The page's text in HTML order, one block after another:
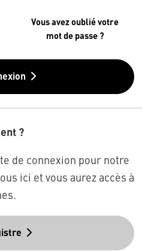
Vous avez oublié votre
mot de passe ?
?
de connexion pour notre
ici et vous aurez accès à